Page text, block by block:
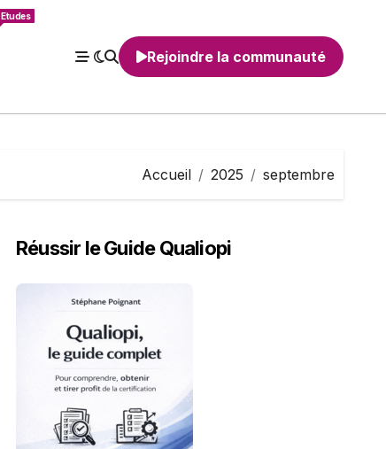
Etudes
Rejoindre la communauté
Accueil 2025 septembre
Réussir le Guide Qualiopi